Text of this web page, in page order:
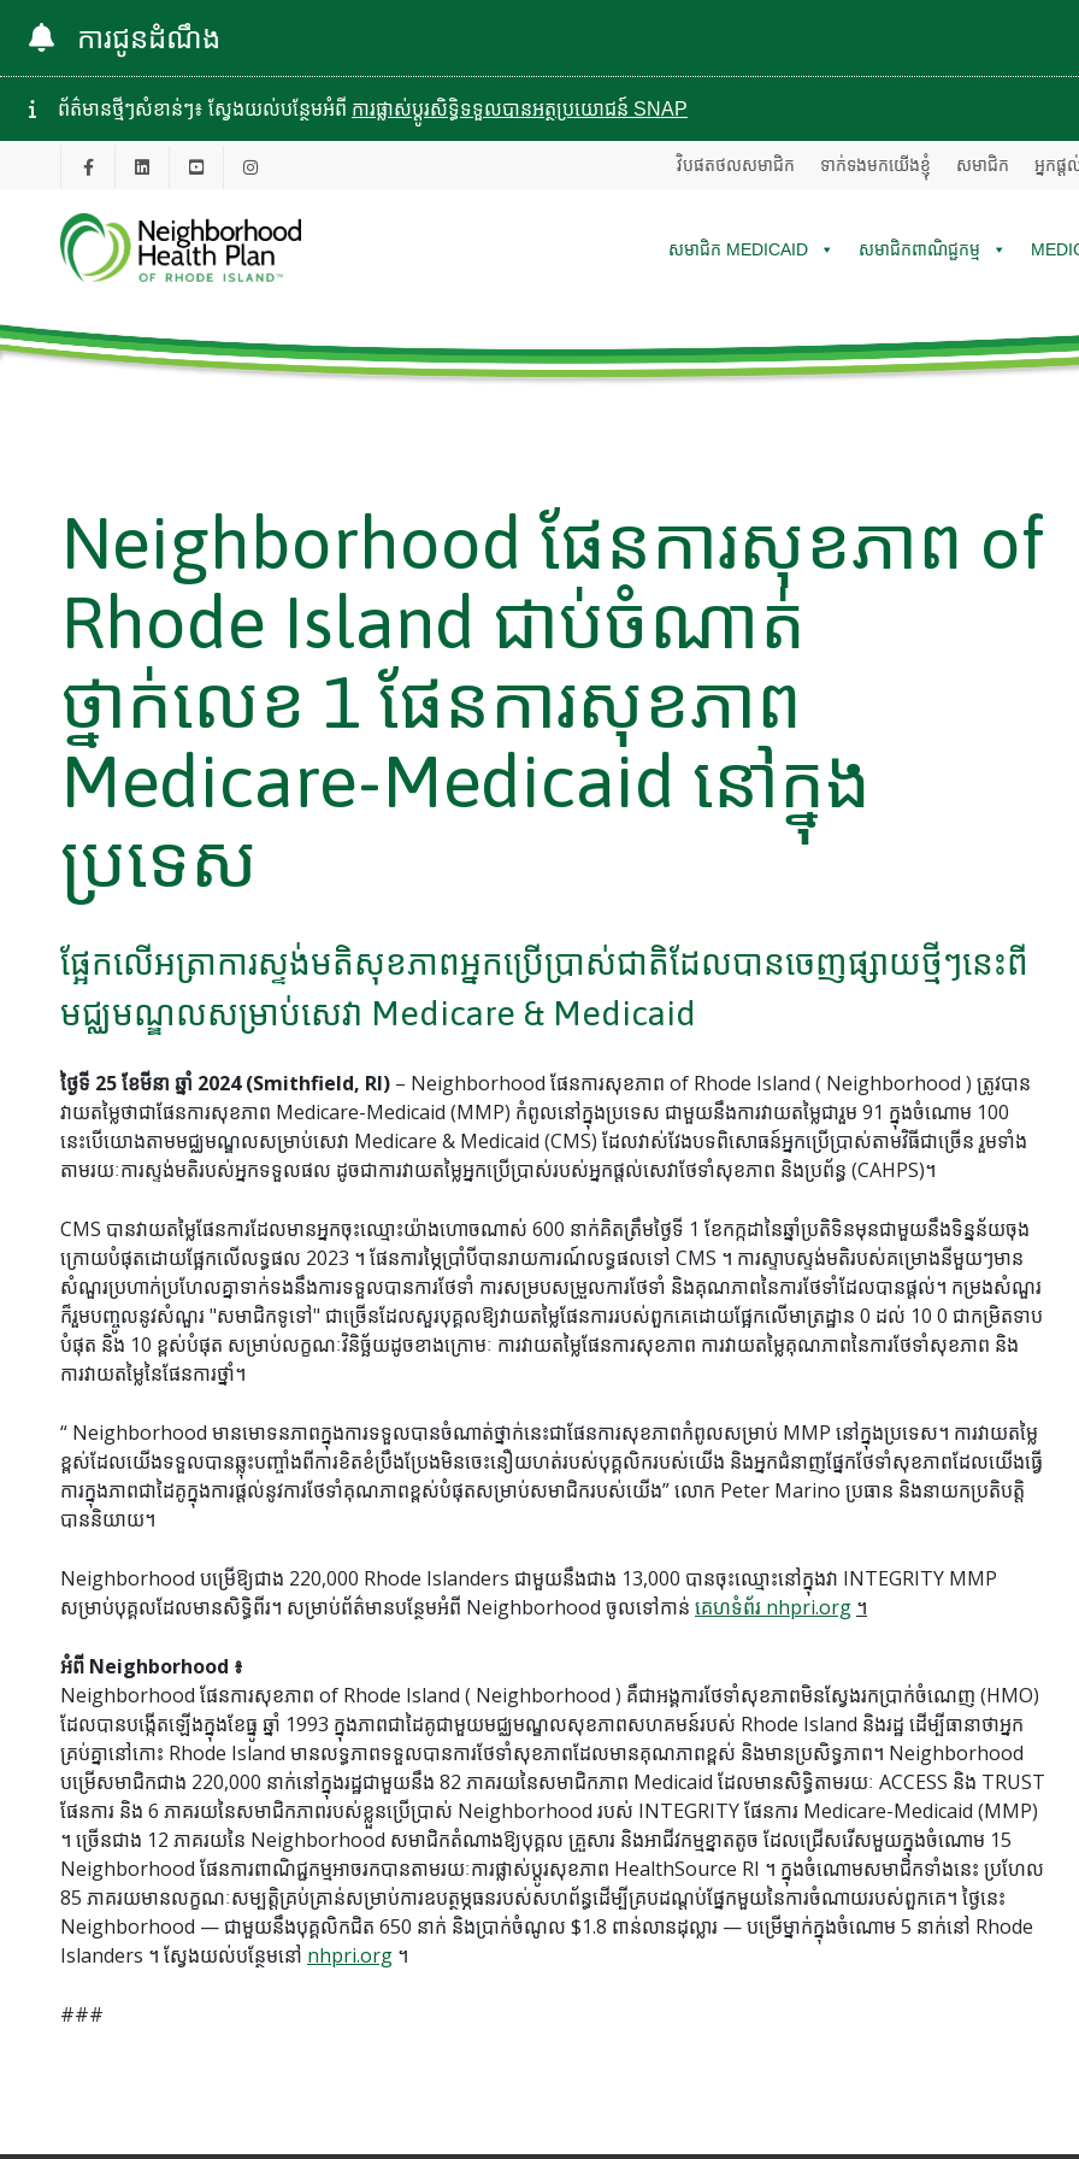
ការជូនដំណឹង
ព័ត៌មានថ្មីៗសំខាន់ៗ៖ ស្វែងយល់បន្ថែមអំពី ការផ្លាស់ប្តូរសិទ្ធិទទួលបានអត្ថប្រយោជន៍ SNAP
វិបផតថលសមាជិក ទាក់ទងមកយើងខ្ញុំ សមាជិក អ្នកផ្ត
សមាជិក MEDICAID សមាជិកពាណិជ្ជកម្ម
Neighborhood ផែនការសុខភាព of
Rhode Island ជាប់ចំណាត់
ថ្នាក់លេខ 1 ផែនការសុខភាព
Medicare-Medicaid នៅក្នុង
ប្រទេស
ផ្អែកលើអត្រាការស្ទង់មតិសុខភាពអ្នកប្រើប្រាស់ជាតិដែលបានចេញផ្សាយថ្មីៗនេះពី
មជ្ឈមណ្ឌលសម្រាប់សេវា Medicare & Medicaid
ថ្ងៃទី 25 ខែមីនា ឆ្នាំ 2024 (Smithfield, RI) – Neighborhood ផែនការសុខភាព of Rhode Island ( Neighborhood ) ត្រូវបាន
វាយតម្លៃថាជាផែនការសុខភាព Medicare-Medicaid (MMP) កំពូលនៅក្នុងប្រទេស ជាមួយនឹងការវាយតម្លៃជារួម 91 ក្នុងចំណោម 100
នេះបើយោងតាមមជ្ឈមណ្ឌលសម្រាប់សេវា Medicare & Medicaid (CMS) ដែលវាស់វែងបទពិសោធន៍អ្នកប្រើប្រាស់តាមវិធីជាច្រើន រួមទាំង
តាមរយៈការស្ទង់មតិរបស់អ្នកទទួលផល ដូចជាការវាយតម្លៃអ្នកប្រើប្រាស់របស់អ្នកផ្តល់សេវាថែទាំសុខភាព និងប្រព័ន្ធ (CAHPS)។
CMS បានវាយតម្លៃផែនការដែលមានអ្នកចុះឈ្មោះយ៉ាងហោចណាស់ 600 នាក់គិតត្រឹមថ្ងៃទី 1 ខែកក្កដានៃឆ្នាំប្រតិទិនមុនជាមួយនឹងទិន្នន័យចុង
ក្រោយបំផុតដោយផ្អែកលើលទ្ធផល 2023 ។ ផែនការម្ភៃប្រាំបីបានរាយការណ៍លទ្ធផលទៅ CMS ។ ការស្ទាបស្ទង់មតិរបស់គម្រោងនីមួយៗមាន
សំណួរប្រហាក់ប្រហែលគ្នាទាក់ទងនឹងការទទួលបានការថែទាំ ការសម្របសម្រួលការថែទាំ និងគុណភាពនៃការថែទាំដែលបានផ្តល់។ កម្រងសំណួរ
ក៏រួមបញ្ចូលនូវសំណួរ "សមាជិកទូទៅ" ជាច្រើនដែលសួរបុគ្គលឱ្យវាយតម្លៃផែនការរបស់ពួកគេដោយផ្អែកលើមាត្រដ្ឋាន 0 ដល់ 10 0 ជាកម្រិតទាប
បំផុត និង 10 ខ្ពស់បំផុត សម្រាប់លក្ខណៈវិនិច្ឆ័យដូចខាងក្រោមៈ ការវាយតម្លៃផែនការសុខភាព ការវាយតម្លៃគុណភាពនៃការថែទាំសុខភាព និង
ការវាយតម្លៃនៃផែនការថ្នាំ។
“ Neighborhood មានមោទនភាពក្នុងការទទួលបានចំណាត់ថ្នាក់នេះជាផែនការសុខភាពកំពូលសម្រាប់ MMP នៅក្នុងប្រទេស។ ការវាយតម្លៃ
ខ្ពស់ដែលយើងទទួលបានឆ្លុះបញ្ចាំងពីការខិតខំប្រឹងប្រែងមិនចេះនឿយហត់របស់បុគ្គលិករបស់យើង និងអ្នកជំនាញផ្នែកថែទាំសុខភាពដែលយើងធ្វើ
ការក្នុងភាពជាដៃគូក្នុងការផ្តល់នូវការថែទាំគុណភាពខ្ពស់បំផុតសម្រាប់សមាជិករបស់យើង” លោក Peter Marino ប្រធាន និងនាយកប្រតិបត្តិ
បាននិយាយ។
Neighborhood បម្រើឱ្យជាង 220,000 Rhode Islanders ជាមួយនឹងជាង 13,000 បានចុះឈ្មោះនៅក្នុងវា INTEGRITY MMP
សម្រាប់បុគ្គលដែលមានសិទ្ធិពីរ។ សម្រាប់ព័ត៌មានបន្ថែមអំពី Neighborhood ចូលទៅកាន់ គេហទំព័រ nhpri.org ។
អំពី Neighborhood ៖
Neighborhood ផែនការសុខភាព of Rhode Island ( Neighborhood ) គឺជាអង្គការថែទាំសុខភាពមិនស្វែងរកប្រាក់ចំណេញ (HMO)
ដែលបានបង្កើតឡើងក្នុងខែធ្នូ ឆ្នាំ 1993 ក្នុងភាពជាដៃគូជាមួយមជ្ឈមណ្ឌលសុខភាពសហគមន៍របស់ Rhode Island និងរដ្ឋ ដើម្បីធានាថាអ្នក
គ្រប់គ្នានៅកោះ Rhode Island មានលទ្ធភាពទទួលបានការថែទាំសុខភាពដែលមានគុណភាពខ្ពស់ និងមានប្រសិទ្ធភាព។ Neighborhood
បម្រើសមាជិកជាង 220,000 នាក់នៅក្នុងរដ្ឋជាមួយនឹង 82 ភាគរយនៃសមាជិកភាព Medicaid ដែលមានសិទ្ធិតាមរយៈ ACCESS និង TRUST
ផែនការ និង 6 ភាគរយនៃសមាជិកភាពរបស់ខ្លួនប្រើប្រាស់ Neighborhood របស់ INTEGRITY ផែនការ Medicare-Medicaid (MMP)
។ ច្រើនជាង 12 ភាគរយនៃ Neighborhood សមាជិកតំណាងឱ្យបុគ្គល គ្រួសារ និងអាជីវកម្មខ្នាតតូច ដែលជ្រើសរើសមួយក្នុងចំណោម 15
Neighborhood ផែនការពាណិជ្ជកម្មអាចរកបានតាមរយៈការផ្លាស់ប្តូរសុខភាព HealthSource RI ។ ក្នុងចំណោមសមាជិកទាំងនេះ ប្រហែល
85 ភាគរយមានលក្ខណៈសម្បត្តិគ្រប់គ្រាន់សម្រាប់ការឧបត្ថម្ភធនរបស់សហព័ន្ធដើម្បីគ្របដណ្តប់ផ្នែកមួយនៃការចំណាយរបស់ពួកគេ។ ថ្ងៃនេះ
Neighborhood — ជាមួយនឹងបុគ្គលិកជិត 650 នាក់ និងប្រាក់ចំណូល $1.8 ពាន់លានដុល្លារ — បម្រើម្នាក់ក្នុងចំណោម 5 នាក់នៅ Rhode
Islanders ។ ស្វែងយល់បន្ថែមនៅ nhpri.org ។
###